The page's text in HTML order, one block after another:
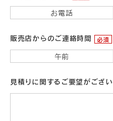
お電話
販売店からのご連絡時間 必須
午前
見積りに関するご要望がござ